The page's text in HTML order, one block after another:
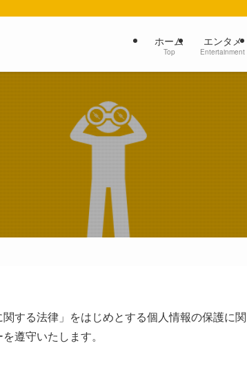
ホーム
Top
エンタメ
Entertainment
する法律」をはじめとする個人情報の保護に関
遵守いたします。